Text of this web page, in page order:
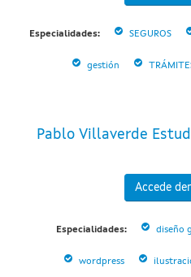
Especialidades: SEGUROS
gestión
Pablo Villaverde
Accede
Especialidades: diseño
wordpress